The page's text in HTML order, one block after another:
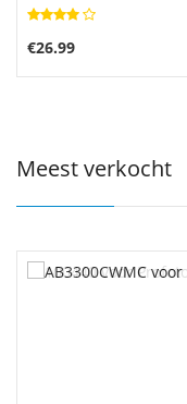
€26.99
Meest verkocht